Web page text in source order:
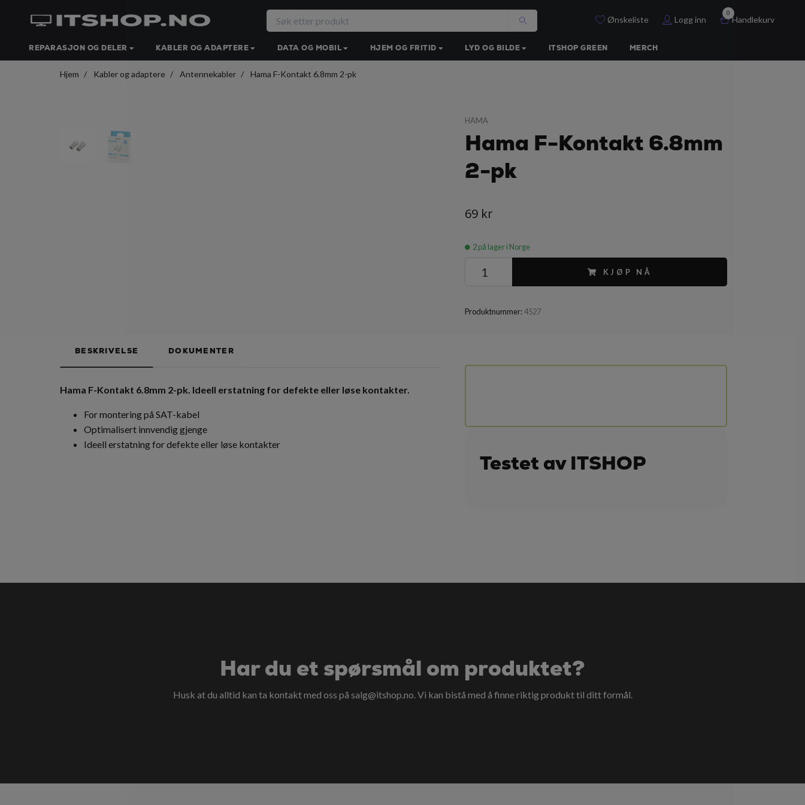
Ønskeliste Logg inn
0
Handlekurv
REPARASJON OG DELER KABLER OG ADAPTERE DATA OG MOBIL HJEM OG FRITID LYD OG BILDE ITSHOP GREEN MERCH
Hjem Kabler og adaptere Antennekabler Hama F-Kontakt 6.8mm 2-pk
HAMA
Hama F-Kontakt 6.8mm
2-pk
69 kr
2på lager i Norge
KJØP NÅ
Produktnummer: 4527
BESKRIVELSE DOKUMENTER
Hama F-Kontakt 6.8mm 2-pk. Ideell erstatning for defekte eller løse kontakter.
For montering på SAT-kabel
Optimalisert innvendig gjenge
Ideell erstatning for defekte eller løse kontakter
Testet av ITSHOP
Har du et spørsmål om produktet?
Husk at du alltid kan ta kontakt med oss på salg@itshop.no. Vi kan bistå med å finne riktig produkt til ditt formål.